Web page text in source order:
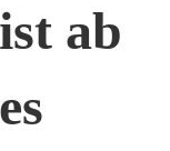
ab